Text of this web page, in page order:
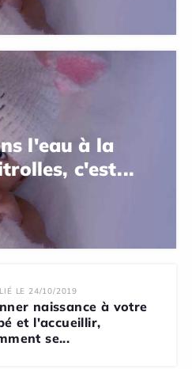
l'eau à la
c'est...
LE 24/10/2019
naissance à votre
et l'accueillir,
se...